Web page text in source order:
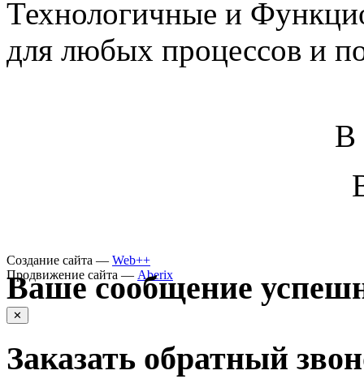
Технологичные и
для любых процессов и
В
Создание сайта — Web++
Продвижение сайта — Aberix
Ваше сообщение
✕
Заказать обратный